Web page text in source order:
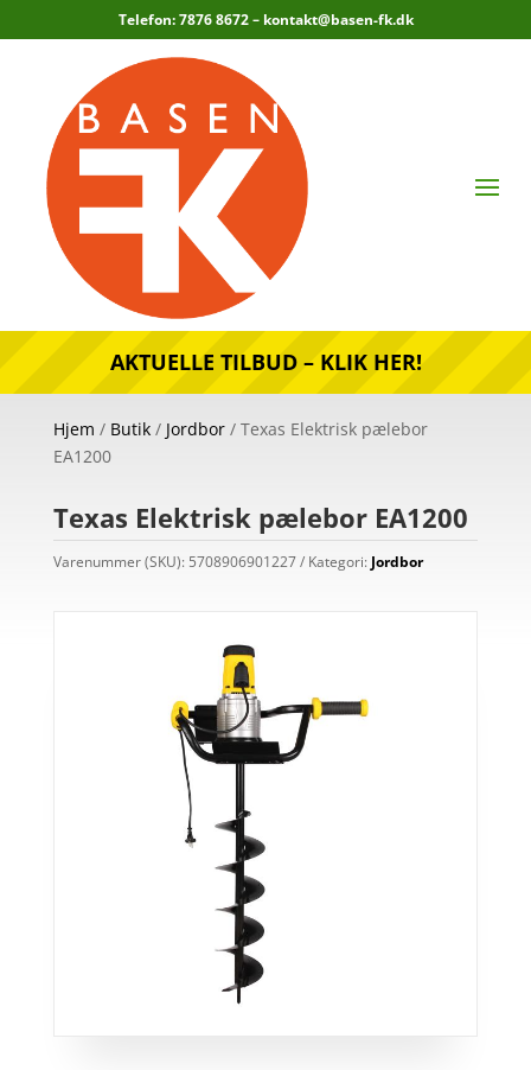
Telefon: 7876 8672 – kontakt@basen-fk.dk
AKTUELLE TILBUD – KLIK HER!
Hjem / Butik/ Jordbor/ Texas Elektrisk pælebor
EA1200
Texas Elektrisk pælebor EA1200
Varenummer (SKU): 5708906901227 Kategori: Jordbor